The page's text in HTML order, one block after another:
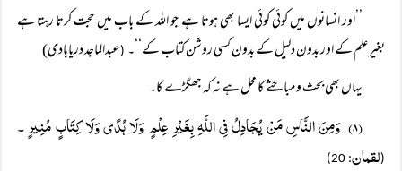
’’اور انسانوں میں کوئی کوئی ایسا بھی ہوتا ہے جو اللہ کے باب میں حجت کرتا رہتا ہے
بغیر علم کے اور بدون دلیل کے بدون کسی روشن کتاب کے‘‘۔ (عبدالماجد دریابادی)
یہاں بھی بحث و مباحثے کا محل ہے نہ کہ جھگڑے کا۔
(۸) وَمِنَ النَّاسِ مَنْ یُجَادِلُ فِی اللَّہِ بِغَیْرِ عِلْمٍ وَلَا ہُدًی وَلَا کِتَابٍ مُنِیرٍ ۔
(لقمان: 20)